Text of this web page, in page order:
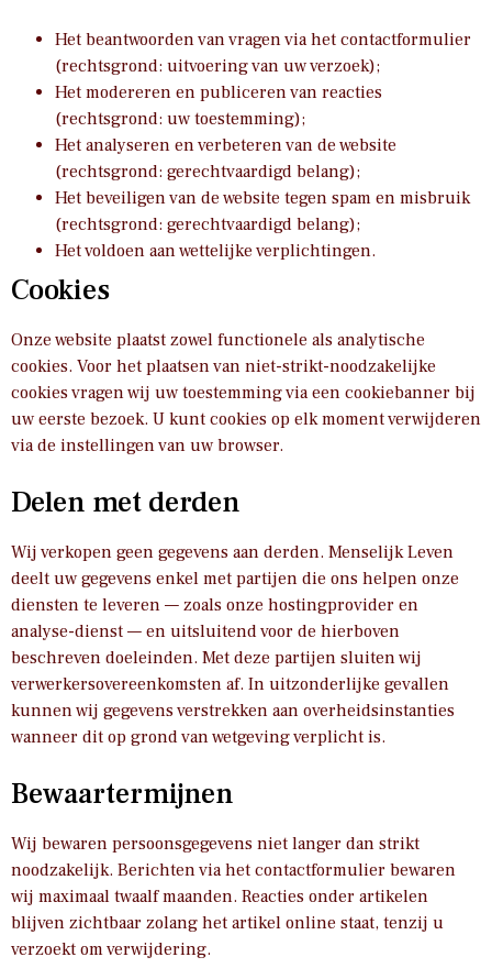
Het beantwoorden van vragen via het contactformulier
(rechtsgrond: uitvoering van uw verzoek);
Het modereren en publiceren van reacties
(rechtsgrond: uw toestemming);
Het analyseren en verbeteren van de website
(rechtsgrond: gerechtvaardigd belang);
Het beveiligen van de website tegen spam en misbruik
(rechtsgrond: gerechtvaardigd belang);
Het voldoen aan wettelijke verplichtingen.
Cookies
Onze website plaatst zowel functionele als analytische
cookies. Voor het plaatsen van niet-strikt-noodzakelijke
cookies vragen wij uw toestemming via een cookiebanner bij
uw eerste bezoek. U kunt cookies op elk moment verwijderen
via de instellingen van uw browser.
Delen met derden
Wij verkopen geen gegevens aan derden. Menselijk Leven
deelt uw gegevens enkel met partijen die ons helpen onze
diensten te leveren — zoals onze hostingprovider en
analyse-dienst — en uitsluitend voor de hierboven
beschreven doeleinden. Met deze partijen sluiten wij
verwerkersovereenkomsten af. In uitzonderlijke gevallen
kunnen wij gegevens verstrekken aan overheidsinstanties
wanneer dit op grond van wetgeving verplicht is.
Bewaartermijnen
Wij bewaren persoonsgegevens niet langer dan strikt
noodzakelijk. Berichten via het contactformulier bewaren
wij maximaal twaalf maanden. Reacties onder artikelen
blijven zichtbaar zolang het artikel online staat, tenzij u
verzoekt om verwijdering.